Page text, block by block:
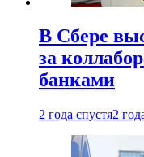
В Сбере
за
банками
2 года спустя2